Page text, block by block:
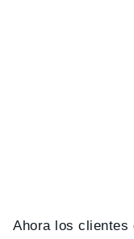
Ahora los clientes